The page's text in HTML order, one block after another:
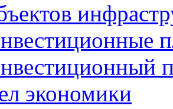
экономики